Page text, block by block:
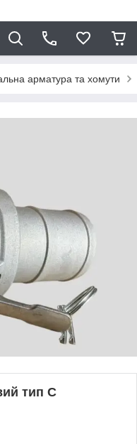
арматура та хомути
тип С